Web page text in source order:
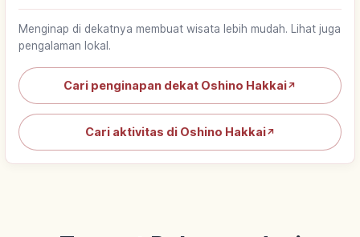
Menginap di dekatnya membuat wisata lebih mudah. Lihat juga
pengalaman lokal.
Cari penginapan dekat Oshino Hakkai↗
Cari aktivitas di Oshino Hakkai↗